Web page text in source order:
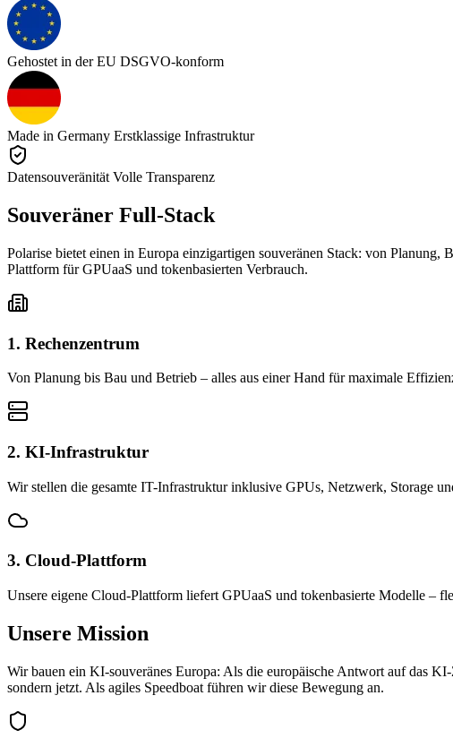
Gehostet in der EU DSGVO-konform
Made in Germany Erstklassige Infrastruktur
Datensouveränität Volle Transparenz
Souveräner Full-Stack
Polarise bietet einen in Europa einzigartigen souveränen Stack: von
Plattform für GPUaaS und tokenbasierten Verbrauch.
1. Rechenzentrum
Von Planung bis Bau und Betrieb – alles aus einer Hand für maximale
2. KI-Infrastruktur
Wir stellen die gesamte IT-Infrastruktur inklusive GPUs, Netzwerk, Storage
3. Cloud-Plattform
Unsere eigene Cloud-Plattform liefert GPUaaS und tokenbasierte Modelle –
Unsere Mission
Wir bauen ein KI-souveränes Europa: Als die europäische Antwort auf das
sondern jetzt. Als agiles Speedboat führen wir diese Bewegung an.